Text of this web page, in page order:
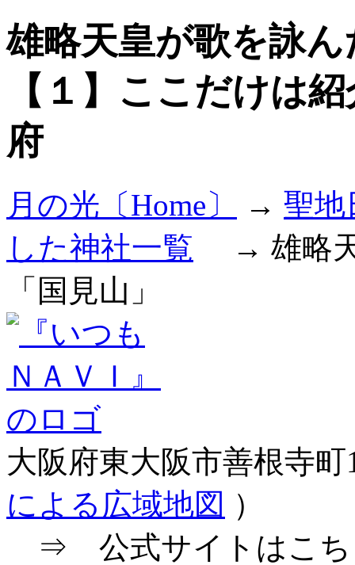
雄略天皇が歌を詠
【１】ここだけは
府
月の光〔Home〕 → 聖地
した神社一覧 → 雄略天
「国見山」
大阪府東大阪市善根寺
による広域地図 ）
⇒ 公式サイトはこち